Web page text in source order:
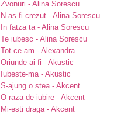
Zvonuri - Alina Sorescu
N-as fi crezut - Alina Sorescu
In fatza ta - Alina Sorescu
Te iubesc - Alina Sorescu
Tot ce am - Alexandra
Oriunde ai fi - Akustic
Iubeste-ma - Akustic
S-ajung o stea - Akcent
O raza de iubire - Akcent
Mi-esti draga - Akcent